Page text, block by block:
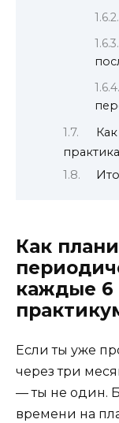
практика
Как
каждые 6
Если ты уже
через три
— ты не один.
времени на